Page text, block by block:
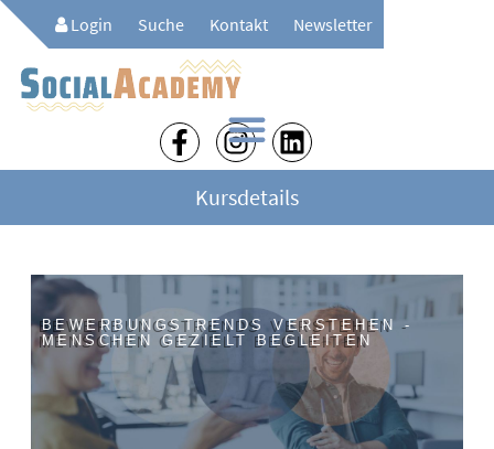
Login Suche Kontakt Newsletter
Kursdetails
BEWERBUNGSTRENDS VERSTEHEN -
MENSCHEN GEZIELT BEGLEITEN